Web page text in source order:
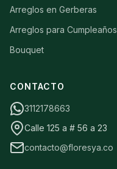
Arreglos en Gerberas
Arreglos para Cumpleaños
Bouquet
CONTACTO
3112178663
Calle 125 a # 56 a 23
contacto@floresya.co